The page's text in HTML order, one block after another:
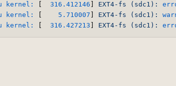
kernel:
[ 316.412146 EXT4-fs (sdc1):
kernel:
5.710007 EXT4-fs (sdc1):
kernel:
[ 316.427213 EXT4-fs (sdc1):